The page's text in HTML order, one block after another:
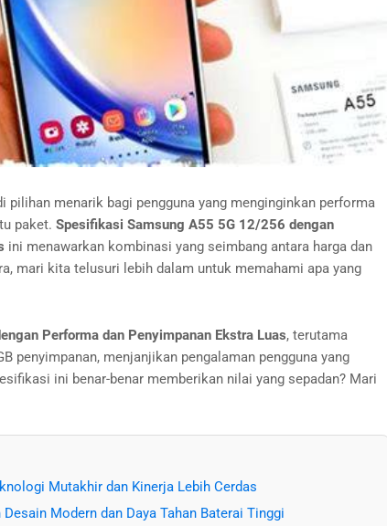
pilihan menarik bagi pengguna yang menginginkan performa
paket. Spesifikasi Samsung A55 5G 12/256 dengan
ini menawarkan kombinasi yang seimbang antara harga dan
mari kita telusuri lebih dalam untuk memahami apa yang
Performa dan Penyimpanan Ekstra Luas, terutama
penyimpanan, menjanjikan pengalaman pengguna yang
ini benar-benar memberikan nilai yang sepadan? Mari
Mutakhir dan Kinerja Lebih Cerdas
Modern dan Daya Tahan Baterai Tinggi